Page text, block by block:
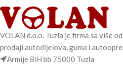
VOLAN d.o.o. Tuzla je firma sa više
prodaji autodijelova, guma i
Armije BiH bb 75000 Tuzla